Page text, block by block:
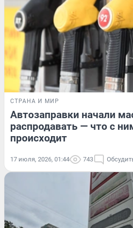
СТРАНА И МИР
Автозаправки начали
распродавать — что с
происходит
17 июля, 2026, 01:44 743